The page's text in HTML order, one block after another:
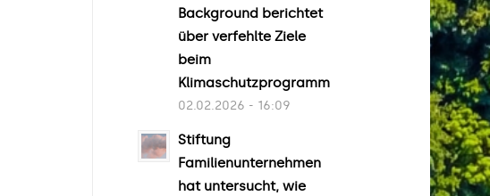
Background berichtet
über verfehlte Ziele
beim
Klimaschutzprogramm
02.02.2026 - 16:09
Stiftung
Familienunternehmen
hat untersucht, wie